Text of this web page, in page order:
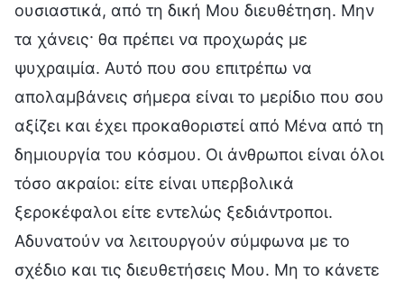
ουσιαστικά, από τη δική Μου διευθέτηση. Μην
τα χάνεις· θα πρέπει να προχωράς με
ψυχραιμία. Αυτό που σου επιτρέπω να
απολαμβάνεις σήμερα είναι το μερίδιο που σου
αξίζει και έχει προκαθοριστεί από Μένα από τη
δημιουργία του κόσμου. Οι άνθρωποι είναι όλοι
τόσο ακραίοι: είτε είναι υπερβολικά
ξεροκέφαλοι είτε εντελώς ξεδιάντροποι.
Αδυνατούν να λειτουργούν σύμφωνα με το
σχέδιο και τις διευθετήσεις Μου. Μη το κάνετε